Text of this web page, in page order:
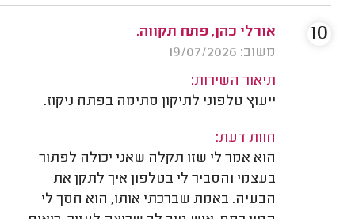
אורלי כהן, פתח תקווה.
משוב: 19/07/2026
תיאור השירות:
ייעוץ טלפוני לתיקון סתימה בפתח ניקוז.
חוות דעת:
הוא אמר לי שזו תקלה שאני יכולה לפתור
בעצמי והסביר לי בטלפון איך לתקן את
הבעיה. באמת שברכתי אותו, הוא חסך לי
10